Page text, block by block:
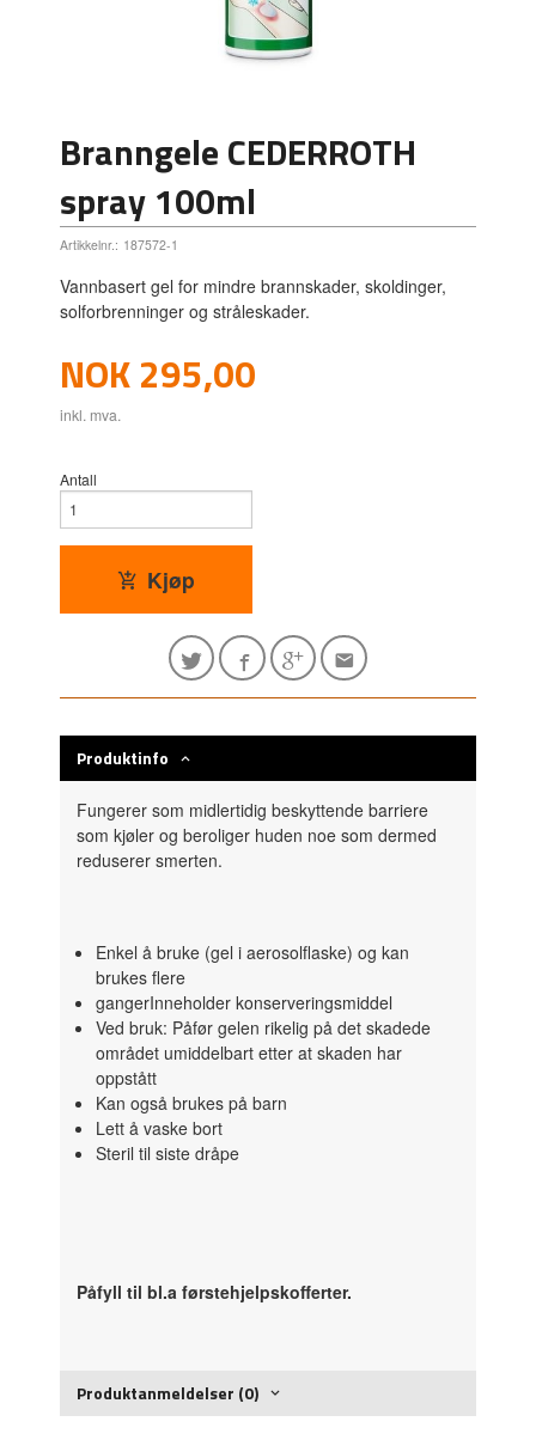
Branngele CEDERROTH
spray 100ml
Artikkelnr.: 187572-1
Vannbasert gel for mindre brannskader, skoldinger,
solforbrenninger og stråleskader.
Pris
NOK295,00
inkl. mva.
Antall
Kjøp
Produktinfo
Fungerer som midlertidig beskyttende barriere
som kjøler og beroliger huden noe som dermed
reduserer smerten.
Enkel å bruke (gel i aerosolflaske) og kan
brukes flere
gangerInneholder konserveringsmiddel
Ved bruk: Påfør gelen rikelig på det skadede
området umiddelbart etter at skaden har
oppstått
Kan også brukes på barn
Lett å vaske bort
Steril til siste dråpe
Påfyll til bl.a førstehjelpskofferter.
Produktanmeldelser (0)